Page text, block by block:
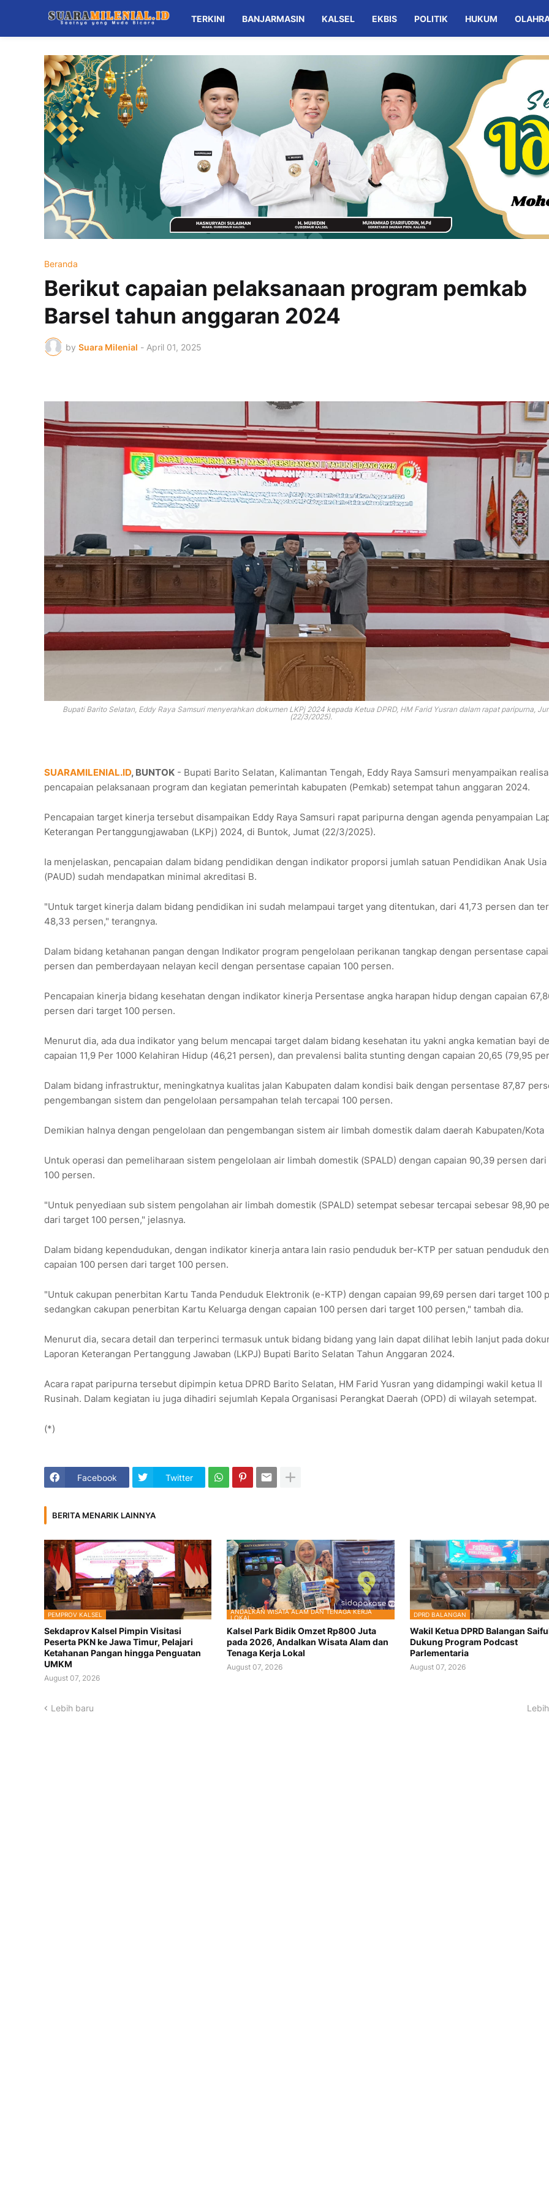
TERKINI BANJARMASIN KALSEL EKBIS POLITIK HUKUM
Beranda
Berikut capaian pelaksanaan program pemkab
Barsel tahun anggaran 2024
by Suara Milenial - April 01, 2025
Bupati Barito Selatan, Eddy Raya Samsuri menyerahkan dokumen LKPj 2024 kepada Ketua DPRD, HM Farid Yusran dalam rapat paripurna,
(22/3/2025).
SUARAMILENIAL.ID, BUNTOK - Bupati Barito Selatan, Kalimantan Tengah, Eddy Raya Samsuri menyampaikan
pencapaian pelaksanaan program dan kegiatan pemerintah kabupaten (Pemkab) setempat tahun anggaran 2024.
Pencapaian target kinerja tersebut disampaikan Eddy Raya Samsuri rapat paripurna dengan agenda penyampaian
Keterangan Pertanggungjawaban (LKPj) 2024, di Buntok, Jumat (22/3/2025).
Ia menjelaskan, pencapaian dalam bidang pendidikan dengan indikator proporsi jumlah satuan Pendidikan Anak
(PAUD) sudah mendapatkan minimal akreditasi B.
"Untuk target kinerja dalam bidang pendidikan ini sudah melampaui target yang ditentukan, dari 41,73 persen dan
48,33 persen," terangnya.
Dalam bidang ketahanan pangan dengan Indikator program pengelolaan perikanan tangkap dengan persentase
persen dan pemberdayaan nelayan kecil dengan persentase capaian 100 persen.
Pencapaian kinerja bidang kesehatan dengan indikator kinerja Persentase angka harapan hidup dengan capaian
persen dari target 100 persen.
Menurut dia, ada dua indikator yang belum mencapai target dalam bidang kesehatan itu yakni angka kematian bayi
capaian 11,9 Per 1000 Kelahiran Hidup (46,21 persen), dan prevalensi balita stunting dengan capaian 20,65 (79,95
Dalam bidang infrastruktur, meningkatnya kualitas jalan Kabupaten dalam kondisi baik dengan persentase 87,87
pengembangan sistem dan pengelolaan persampahan telah tercapai 100 persen.
Demikian halnya dengan pengelolaan dan pengembangan sistem air limbah domestik dalam daerah Kabupaten/Kota
Untuk operasi dan pemeliharaan sistem pengelolaan air limbah domestik (SPALD) dengan capaian 90,39 persen
100 persen.
"Untuk penyediaan sub sistem pengolahan air limbah domestik (SPALD) setempat sebesar tercapai sebesar 98,90
dari target 100 persen," jelasnya.
Dalam bidang kependudukan, dengan indikator kinerja antara lain rasio penduduk ber-KТР per satuan penduduk
capaian 100 persen dari target 100 persen.
"Untuk cakupan penerbitan Kartu Tanda Penduduk Elektronik (e-KTP) dengan capaian 99,69 persen dari target 100
sedangkan cakupan penerbitan Kartu Keluarga dengan capaian 100 persen dari target 100 persen," tambah dia.
Menurut dia, secara detail dan terperinci termasuk untuk bidang bidang yang lain dapat dilihat lebih lanjut pada
Laporan Keterangan Pertanggung Jawaban (LKPJ) Bupati Barito Selatan Tahun Anggaran 2024.
Acara rapat paripurna tersebut dipimpin ketua DPRD Barito Selatan, HM Farid Yusran yang didampingi wakil ketua II
Rusinah. Dalam kegiatan iu juga dihadiri sejumlah Kepala Organisasi Perangkat Daerah (OPD) di wilayah setempat.
(*)
Facebook Twitter
BERITA MENARIK LAINNYA
PEMPROV KALSEL
Sekdaprov Kalsel Pimpin Visitasi
Peserta PKN ke Jawa Timur, Pelajari
Ketahanan Pangan hingga Penguatan
UMKM
August 07, 2026
ANDALKAN WISATA ALAM DAN TENAGA KERJA
LOKAL
Kalsel Park Bidik Omzet Rp800 Juta
pada 2026, Andalkan Wisata Alam dan
Tenaga Kerja Lokal
August 07, 2026
DPRD BALANGAN
Wakil Ketua DPRD Balangan
Dukung Program Podcast
Parlementaria
August 07, 2026
Lebih baru